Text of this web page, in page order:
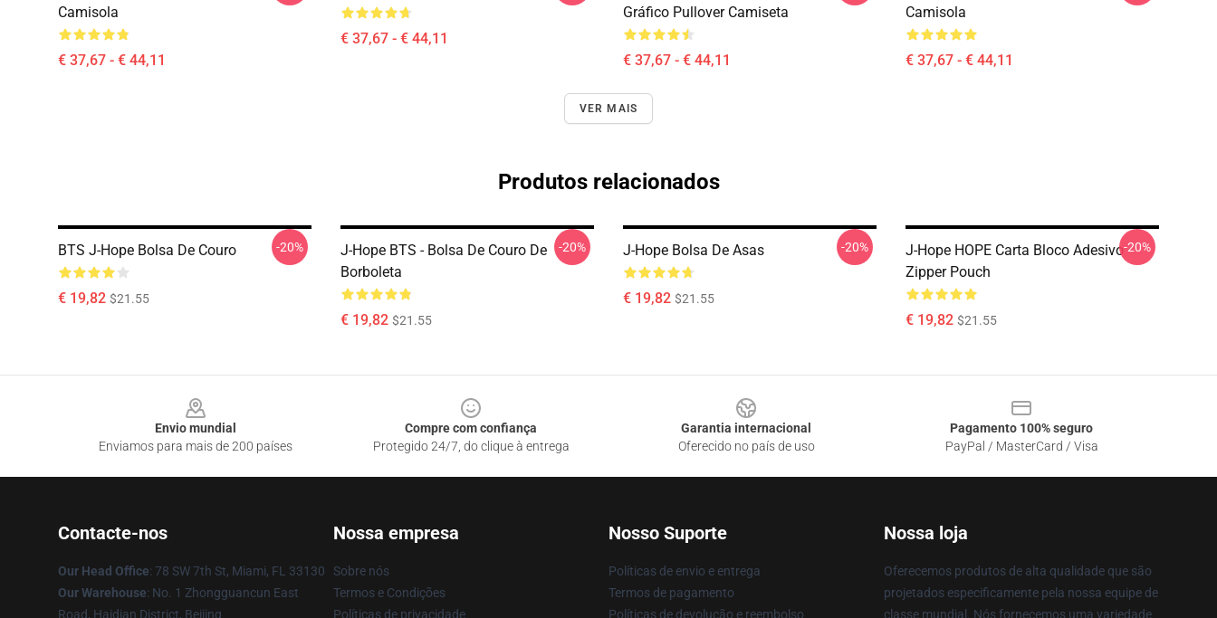
Camisola
€ 37,67 - € 44,11
€ 37,67 - € 44,11
Gráfico Pullover Camiseta
€ 37,67 - € 44,11
Camisola
€ 37,67 - € 44,11
VER MAIS
Produtos relacionados
BTS J-Hope Bolsa De Couro
€ 19,82 $21.55
-20%
J-Hope BTS - Bolsa De Couro De
Borboleta
€ 19,82 $21.55
-20% J-Hope Bolsa De Asas
€ 19,82 $21.55
-20%
J-Hope HOPE Carta Bloco Adesivo
Zipper Pouch
€ 19,82 $21.55
-20%
Envio mundial
Enviamos para mais de 200 países
Compre com confiança
Protegido 24/7, do clique à entrega
Garantia internacional
Oferecido no país de uso
Pagamento 100% seguro
PayPal / MasterCard / Visa
Contacte-nos
Our Head Office: 78 SW 7th St, Miami, FL 33130
Our Warehouse: No. 1 Zhongguancun East
Road, Haidian District, Beijing
Nossa empresa
Sobre nós
Termos e Condições
Políticas de privacidade
Nosso Suporte
Políticas de envio e entrega
Termos de pagamento
Políticas de devolução e reembolso
Nossa loja
Oferecemos produtos de alta qualidade que são
projetados especificamente pela nossa equipe de
classe mundial. Nós fornecemos uma variedade